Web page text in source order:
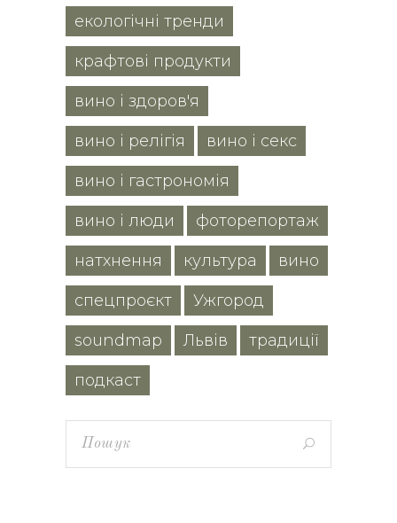
екологічні тренди
крафтові продукти
вино і здоров'я
вино і релігія вино і секс
вино і гастрономія
вино і люди фоторепортаж
натхнення культура вино
спецпроєкт Ужгород
soundmap Львів традиції
подкаст